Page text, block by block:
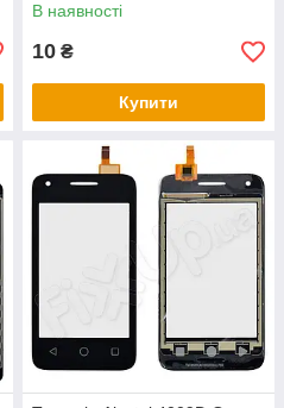
В наявності
10 ₴
Купити